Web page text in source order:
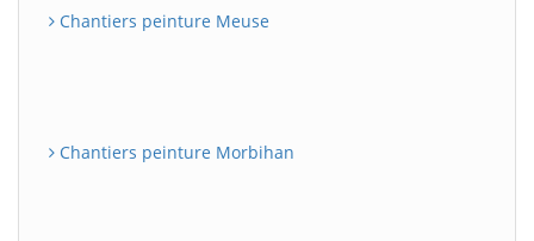
Chantiers peinture Meuse
Chantiers peinture Morbihan